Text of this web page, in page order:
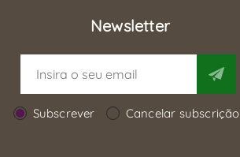
Newsletter
Subscrever Cancelar subscrição